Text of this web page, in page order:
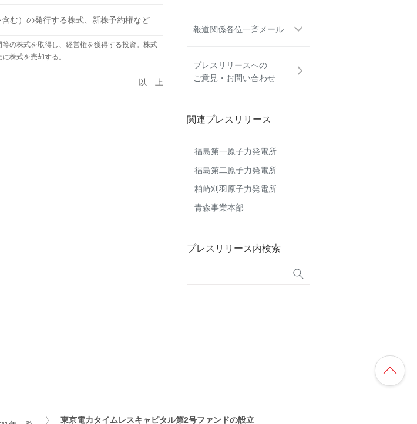
報道関係各位一斉メール
プレスリリースへの
ご意見・お問い合わせ
関連プレスリリース
福島第一原子力発電所
福島第二原子力発電所
柏崎刈羽原子力発電所
青森事業本部
プレスリリース内検索
む）の発行する株式、新株予約権など
の株式を取得し、経営権を獲得する投資。株式
株式を売却する。
以 上
東京電力タイムレスキャピタル第2号ファンドの設立